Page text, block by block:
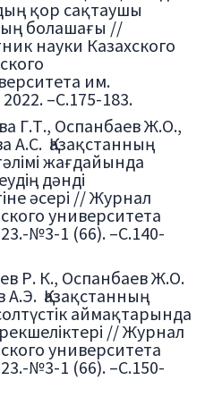
қор сақтаушы
болашағы //
науки Казахского
им.
–С.175-183.
Г.Т., Оспанбаев Ж.О.,
А.С. Қазақстанның
жағдайында
дәнді
әсері // Журнал
университета
№3-1 (66). –С.140-
Р. К., Оспанбаев Ж.О.
Қазақстанның
аймақтарында
// Журнал
университета
№3-1 (66). –С.150-